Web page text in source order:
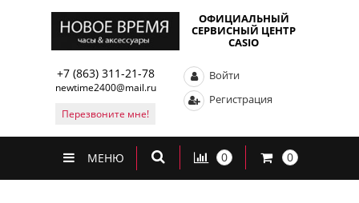
ОФИЦИАЛЬНЫЙ
СЕРВИСНЫЙ ЦЕНТР
CASIO
+7 (863) 311-21-78
newtime2400@mail.ru
Перезвоните мне!
Войти
Регистрация
МЕНЮ 0 0